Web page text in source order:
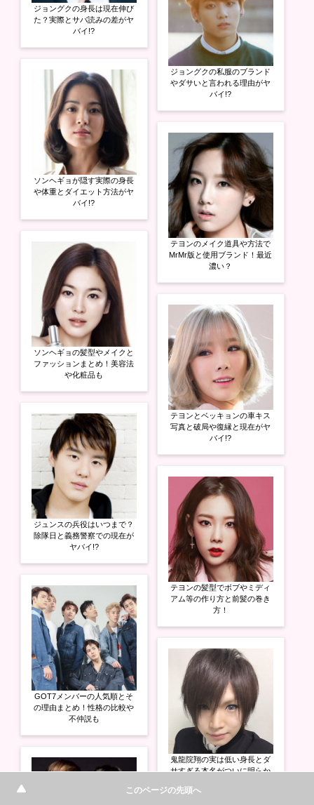
ジョングクの身長は現在伸び
た？実際とサバ読みの差がヤ
バイ!?
ソンヘギョが隠す実際の身長
や体重とダイエット方法がヤ
バイ!?
ソンヘギョの髪型やメイクと
ファッションまとめ！美容法
や化粧品も
ジュンスの兵役はいつまで？
除隊日と義務警察での現在が
ヤバイ!?
GOT7メンバーの人気順とそ
の理由まとめ！性格の比較や
不仲説も
ジョングクの私服のブランド
やダサいと言われる理由がヤ
バイ!?
テヨンのメイク道具や方法で
MrMr版と使用ブランド！最近
濃い？
テヨンとベッキョンの車キス
写真と破局や復縁と現在がヤ
バイ!?
テヨンの髪型でボブやミディ
アム等の作り方と前髪の巻き
方！
鬼龍院翔の実は低い身長とダ
サすぎる本名がついに明らか
このページの先頭へ